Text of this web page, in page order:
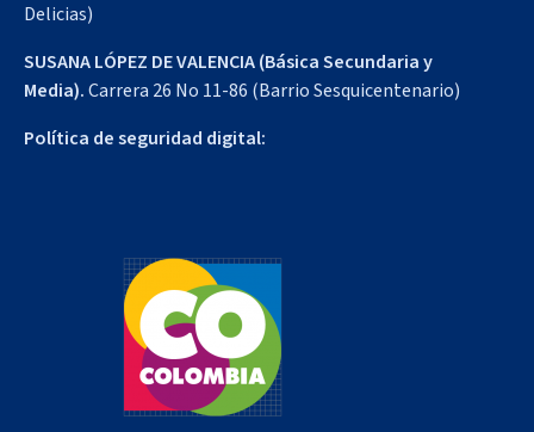
Delicias)
SUSANA LÓPEZ DE VALENCIA (Básica Secundaria y
Media).Carrera 26 No 11-86 (Barrio Sesquicentenario)
Política de seguridad digital: